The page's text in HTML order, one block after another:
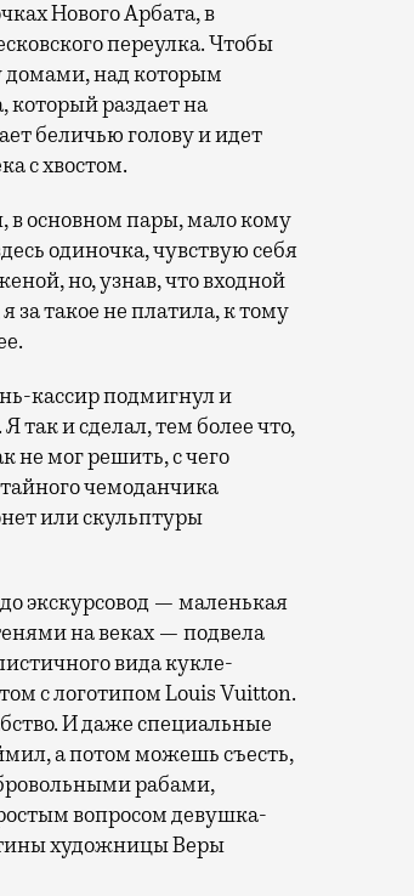
Нового Арбата, в
переулка. Чтобы
домами, над которым
который раздает на
беличью голову и идет
с хвостом.
в основном пары, мало кому
одиночка, чувствую себя
но, узнав, что входной
за такое не платила, к тому
кассир подмигнул и
так и сделал, тем более что,
не мог решить, с чего
чемоданчика
или скульптуры
экскурсовод — маленькая
на веках — подвела
вида кукле-
с логотипом Louis Vuitton.
И даже специальные
а потом можешь съесть,
рабами,
вопросом девушка-
художницы Веры